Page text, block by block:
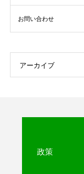
お問い合わせ
アーカイブ
政策